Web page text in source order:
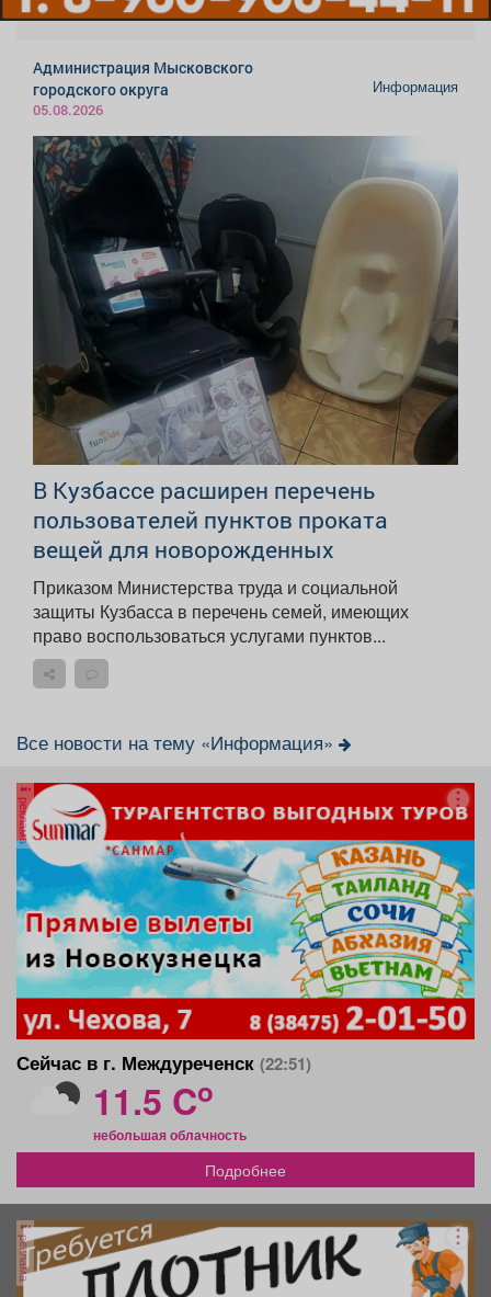
Администрация Мысковского
городского округа
05.08.2026
Информация
В Кузбассе расширен перечень
пользователей пунктов проката
вещей для новорожденных
Приказом Министерства труда и социальной
защиты Кузбасса в перечень семей, имеющих
право воспользоваться услугами пунктов...
Все новости на тему «Информация»
реклама
Сейчас в г. Междуреченск (22:51)
11.5 Co
небольшая облачность
Подробнее
реклама